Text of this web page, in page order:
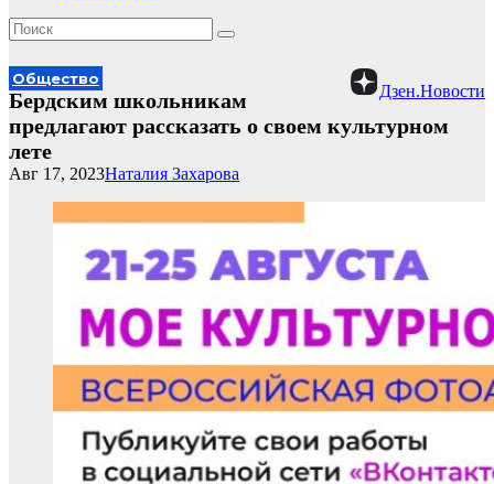
Дзен.Новости
Общество
Бердским школьникам
предлагают рассказать о своем культурном
лете
Наталия Захарова
Авг 17, 2023